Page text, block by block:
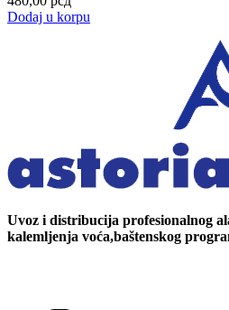
Dodaj u korpu
Uvoz i distribucija profesionalnog
kalemljenja voća,baštenskog